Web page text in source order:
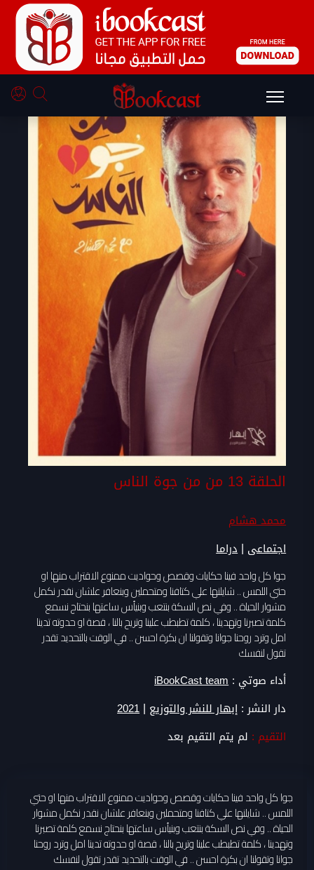
الحلقة 13 من من جوة الناس
محمد هشام
اجتماعى |دراما
جوا كل واحد فينا حكايات وقصص وحواديت ممنوع الاقتراب منها او
حتي اللمس .. شايلنها علي كتافنا ومتحملين وبنعافر علشان نقدر نكمل
مشوار الحياة .. وفي نص السكة بنتعب وبنيأس ساعتها بنحتاج نسمع
كلمة تصبرنا وتهدينا ، كلمة تطبطب علينا وتريح بالنا ، قصة او حدوته تدينا
امل وترد روحنا جوانا وتقولنا ان بكرة احسن .. في الوقت بالتحديد تقدر
تقول لنفسك
أداء صوتي :iBookCast team
دار النشر : إبهار للنشر والتوزيع |
2021
التقيم : لم يتم التقيم بعد
جوا كل واحد فينا حكايات وقصص وحواديت ممنوع الاقتراب منها او حتي
اللمس .. شايلنها علي كتافنا ومتحملين وبنعافر علشان نقدر نكمل مشوار
الحياة .. وفي نص السكة بنتعب وبنيأس ساعتها بنحتاج نسمع كلمة تصبرنا
وتهدينا ، كلمة تطبطب علينا وتريح بالنا ، قصة او حدوته تدينا امل وترد روحنا
جوانا وتقولنا ان بكرة احسن .. في الوقت بالتحديد تقدر تقول لنفسك